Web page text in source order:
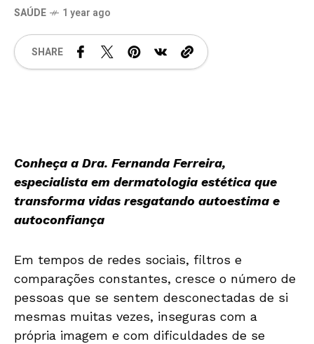
SAÚDE 1 year ago
SHARE
Conheça a Dra. Fernanda Ferreira,
especialista em dermatologia estética que
transforma vidas resgatando autoestima e
autoconfiança
Em tempos de redes sociais, filtros e
comparações constantes, cresce o número de
pessoas que se sentem desconectadas de si
mesmas muitas vezes, inseguras com a
própria imagem e com dificuldades de se